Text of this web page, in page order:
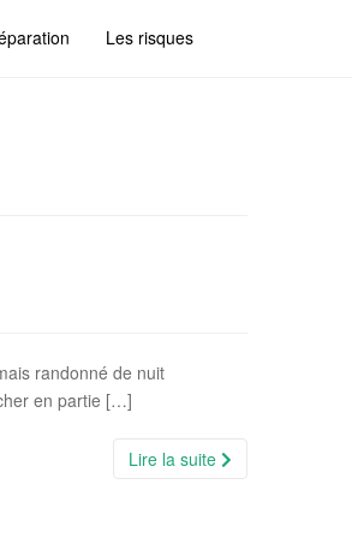
Les risques
randonné de nuit
en partie […]
Lire la suite